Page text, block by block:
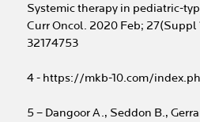
Systemic therapy in pediatric-
Curr Oncol. 2020 Feb; 27(Suppl
32174753
4 - https://mkb-10.com/
5 – Dangoor A., Seddon B.,